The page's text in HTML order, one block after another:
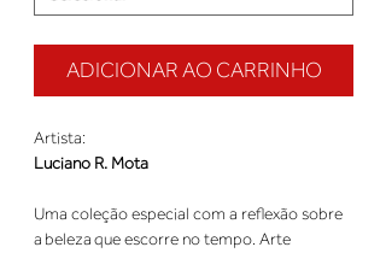
ADICIONAR AO CARRINHO
Artista:
Luciano R. Mota
Uma coleção especial com a reflexão sobre
a beleza que escorre no tempo. Arte